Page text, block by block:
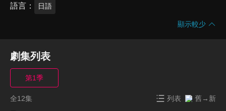
語言 日語
顯示較少
劇集列表
第1季
全12集 列表 舊→新